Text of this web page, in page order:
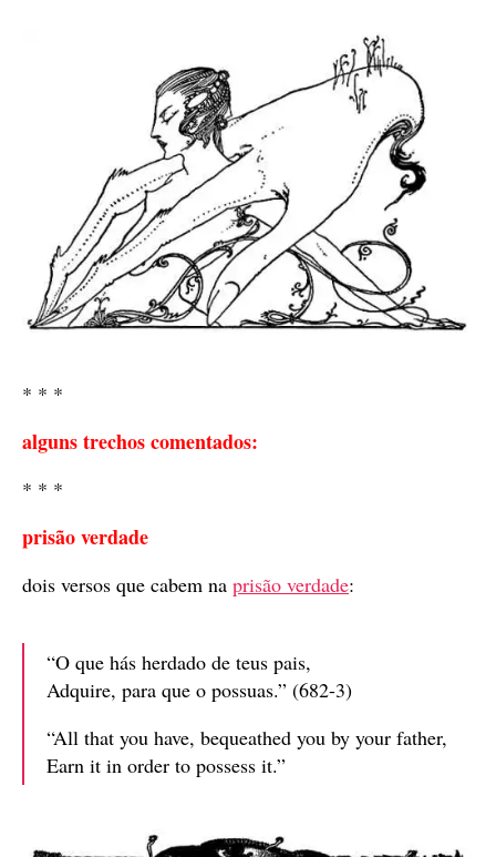
* * *
alguns trechos comentados:
* * *
prisão verdade
dois versos que cabem na prisão verdade:
“O que hás herdado de teus pais,
Adquire, para que o possuas.” (682-3)
“All that you have, bequeathed you by your father,
Earn it in order to possess it.”